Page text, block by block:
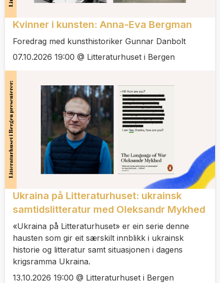
Kvinner i kunsten: Anna-Eva Bergman
Foredrag med kunsthistoriker Gunnar Danbolt
07.10.2026 19:00 @ Litteraturhuset i Bergen
Ukraina på Litteraturhuset: ukrainsk
samtidslitteratur med Oleksandr Mykhed
«Ukraina på Litteraturhuset» er ein serie denne
hausten som gir eit særskilt innblikk i ukrainsk
historie og litteratur samt situasjonen i dagens
krigsramma Ukraina.
13.10.2026 19:00 @ Litteraturhuset i Bergen